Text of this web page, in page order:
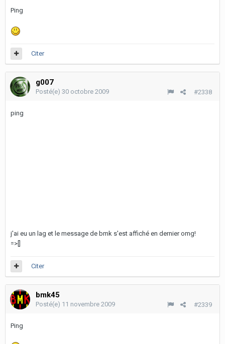
Ping
Citer
g007
#2338
Posté(e) 30 octobre 2009
ping
j'ai eu un lag et le message de bmk s'est affiché en dernier omg!
=>[]
Citer
bmk45
#2339
Posté(e) 11 novembre 2009
Ping